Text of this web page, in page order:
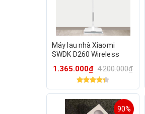
Máy lau nhà Xiaomi
SWDK D260 Wireless
1.365.000₫ 4.200.000₫
90%